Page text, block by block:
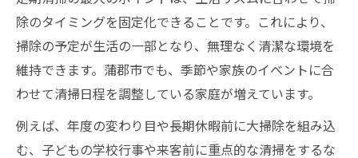
除のタイミングを固定化できることです。これにより、
掃除の予定が生活の一部となり、無理なく清潔な環境を
維持できます。蒲郡市でも、季節や家族のイベントに合
わせて清掃日程を調整している家庭が増えています。
例えば、年度の変わり目や長期休暇前に大掃除を組み込
む、子どもの学校行事や来客前に重点的な清掃をするな